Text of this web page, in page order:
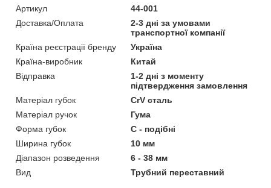
Артикул
44-001
Доставка/Оплата
2-3 дні за умовами
транспортної компанії
Країна реєстрації бренду
Україна
Країна-виробник
Китай
Відправка
1-2 дні з моменту
підтвердження замовлення
Матеріал губок
CrV сталь
Матеріал ручок
Гума
Форма губок
C - подібні
Ширина губок
10 мм
Діапазон розведення
6 - 38 мм
Вид
Трубний переставний